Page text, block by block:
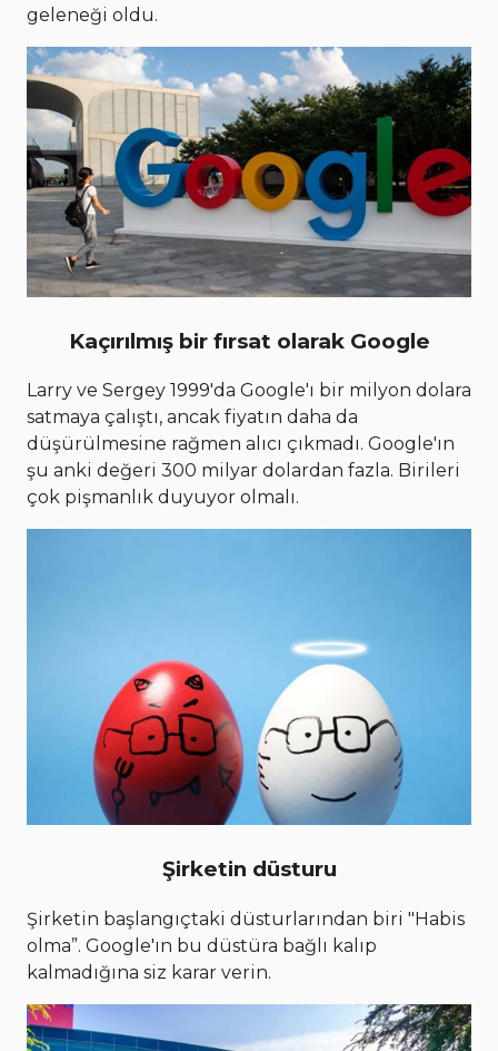
geleneği oldu.
Kaçırılmış bir fırsat olarak Google
Larry ve Sergey 1999'da Google'ı bir milyon dolara
satmaya çalıştı, ancak fiyatın daha da
düşürülmesine rağmen alıcı çıkmadı. Google'ın
şu anki değeri 300 milyar dolardan fazla. Birileri
çok pişmanlık duyuyor olmalı.
Şirketin düsturu
Şirketin başlangıçtaki düsturlarından biri "Habis
olma”. Google'ın bu düstüra bağlı kalıp
kalmadığına siz karar verin.